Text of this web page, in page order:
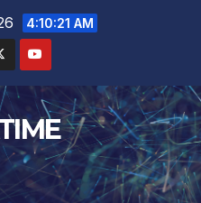
4:10:22 AM